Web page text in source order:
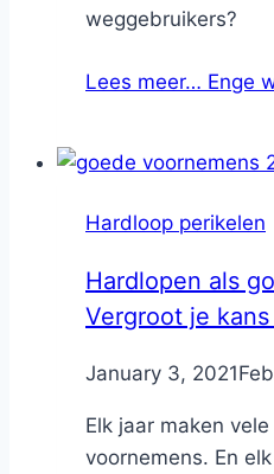
weggebruikers?
Lees meer… Enge
Hardloop perikelen
Hardlopen als
Vergroot je
ByNicole
January 3, 2021
Elk jaar maken
voornemens. En